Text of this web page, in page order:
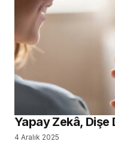
Yapay Zekâ, Dişe
4 Aralık 2025